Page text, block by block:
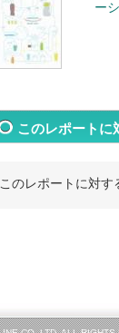
ー
このレポートに
このレポートに対す